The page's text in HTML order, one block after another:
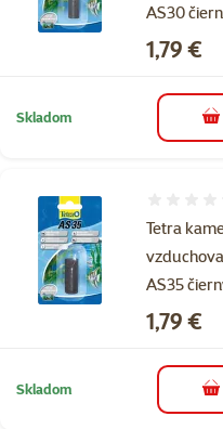
AS30
Cena
1,79 €
Skladom
Tetra
AS35
Cena
1,79 €
Skladom